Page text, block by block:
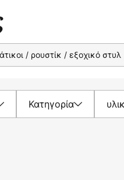
/ ρουστίκ / εξοχικό στυλ
Κατηγορία